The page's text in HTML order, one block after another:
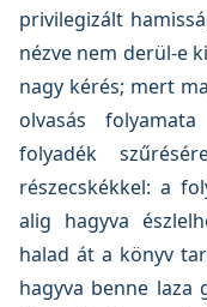
privilegizált
nézve nem derül-e
nagy kérés; mert
olvasás
folyadék
részecskékkel: a
alig hagyva
halad át a könyv
hagyva benne laza